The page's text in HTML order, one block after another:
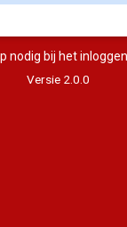
nodig bij het
Versie 2.0.0